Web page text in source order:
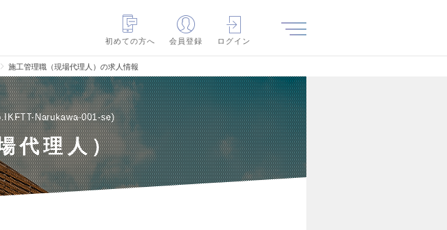
初めての方へ
会員登録 ログイン
施工管理職（現場代理人）の求人情報
Narukawa-001-se
代理人）